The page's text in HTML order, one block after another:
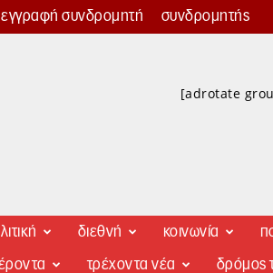
εγγραφή συνδρομητή συνδρομητής
[adrotate
διεθνή κοινωνία
τρέχοντα νέα δρόμος